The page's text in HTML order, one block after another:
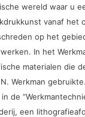
wereld waar u
vanaf het
op het
In het
materialen die
Werkman
de
een